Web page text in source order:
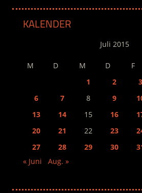
KALENDER
Juli 2015
M D M D F
1
2 3
6
7 8 9
13
14 15 16
20
21 22 23
27
28 29 30
« Juni
Aug. »